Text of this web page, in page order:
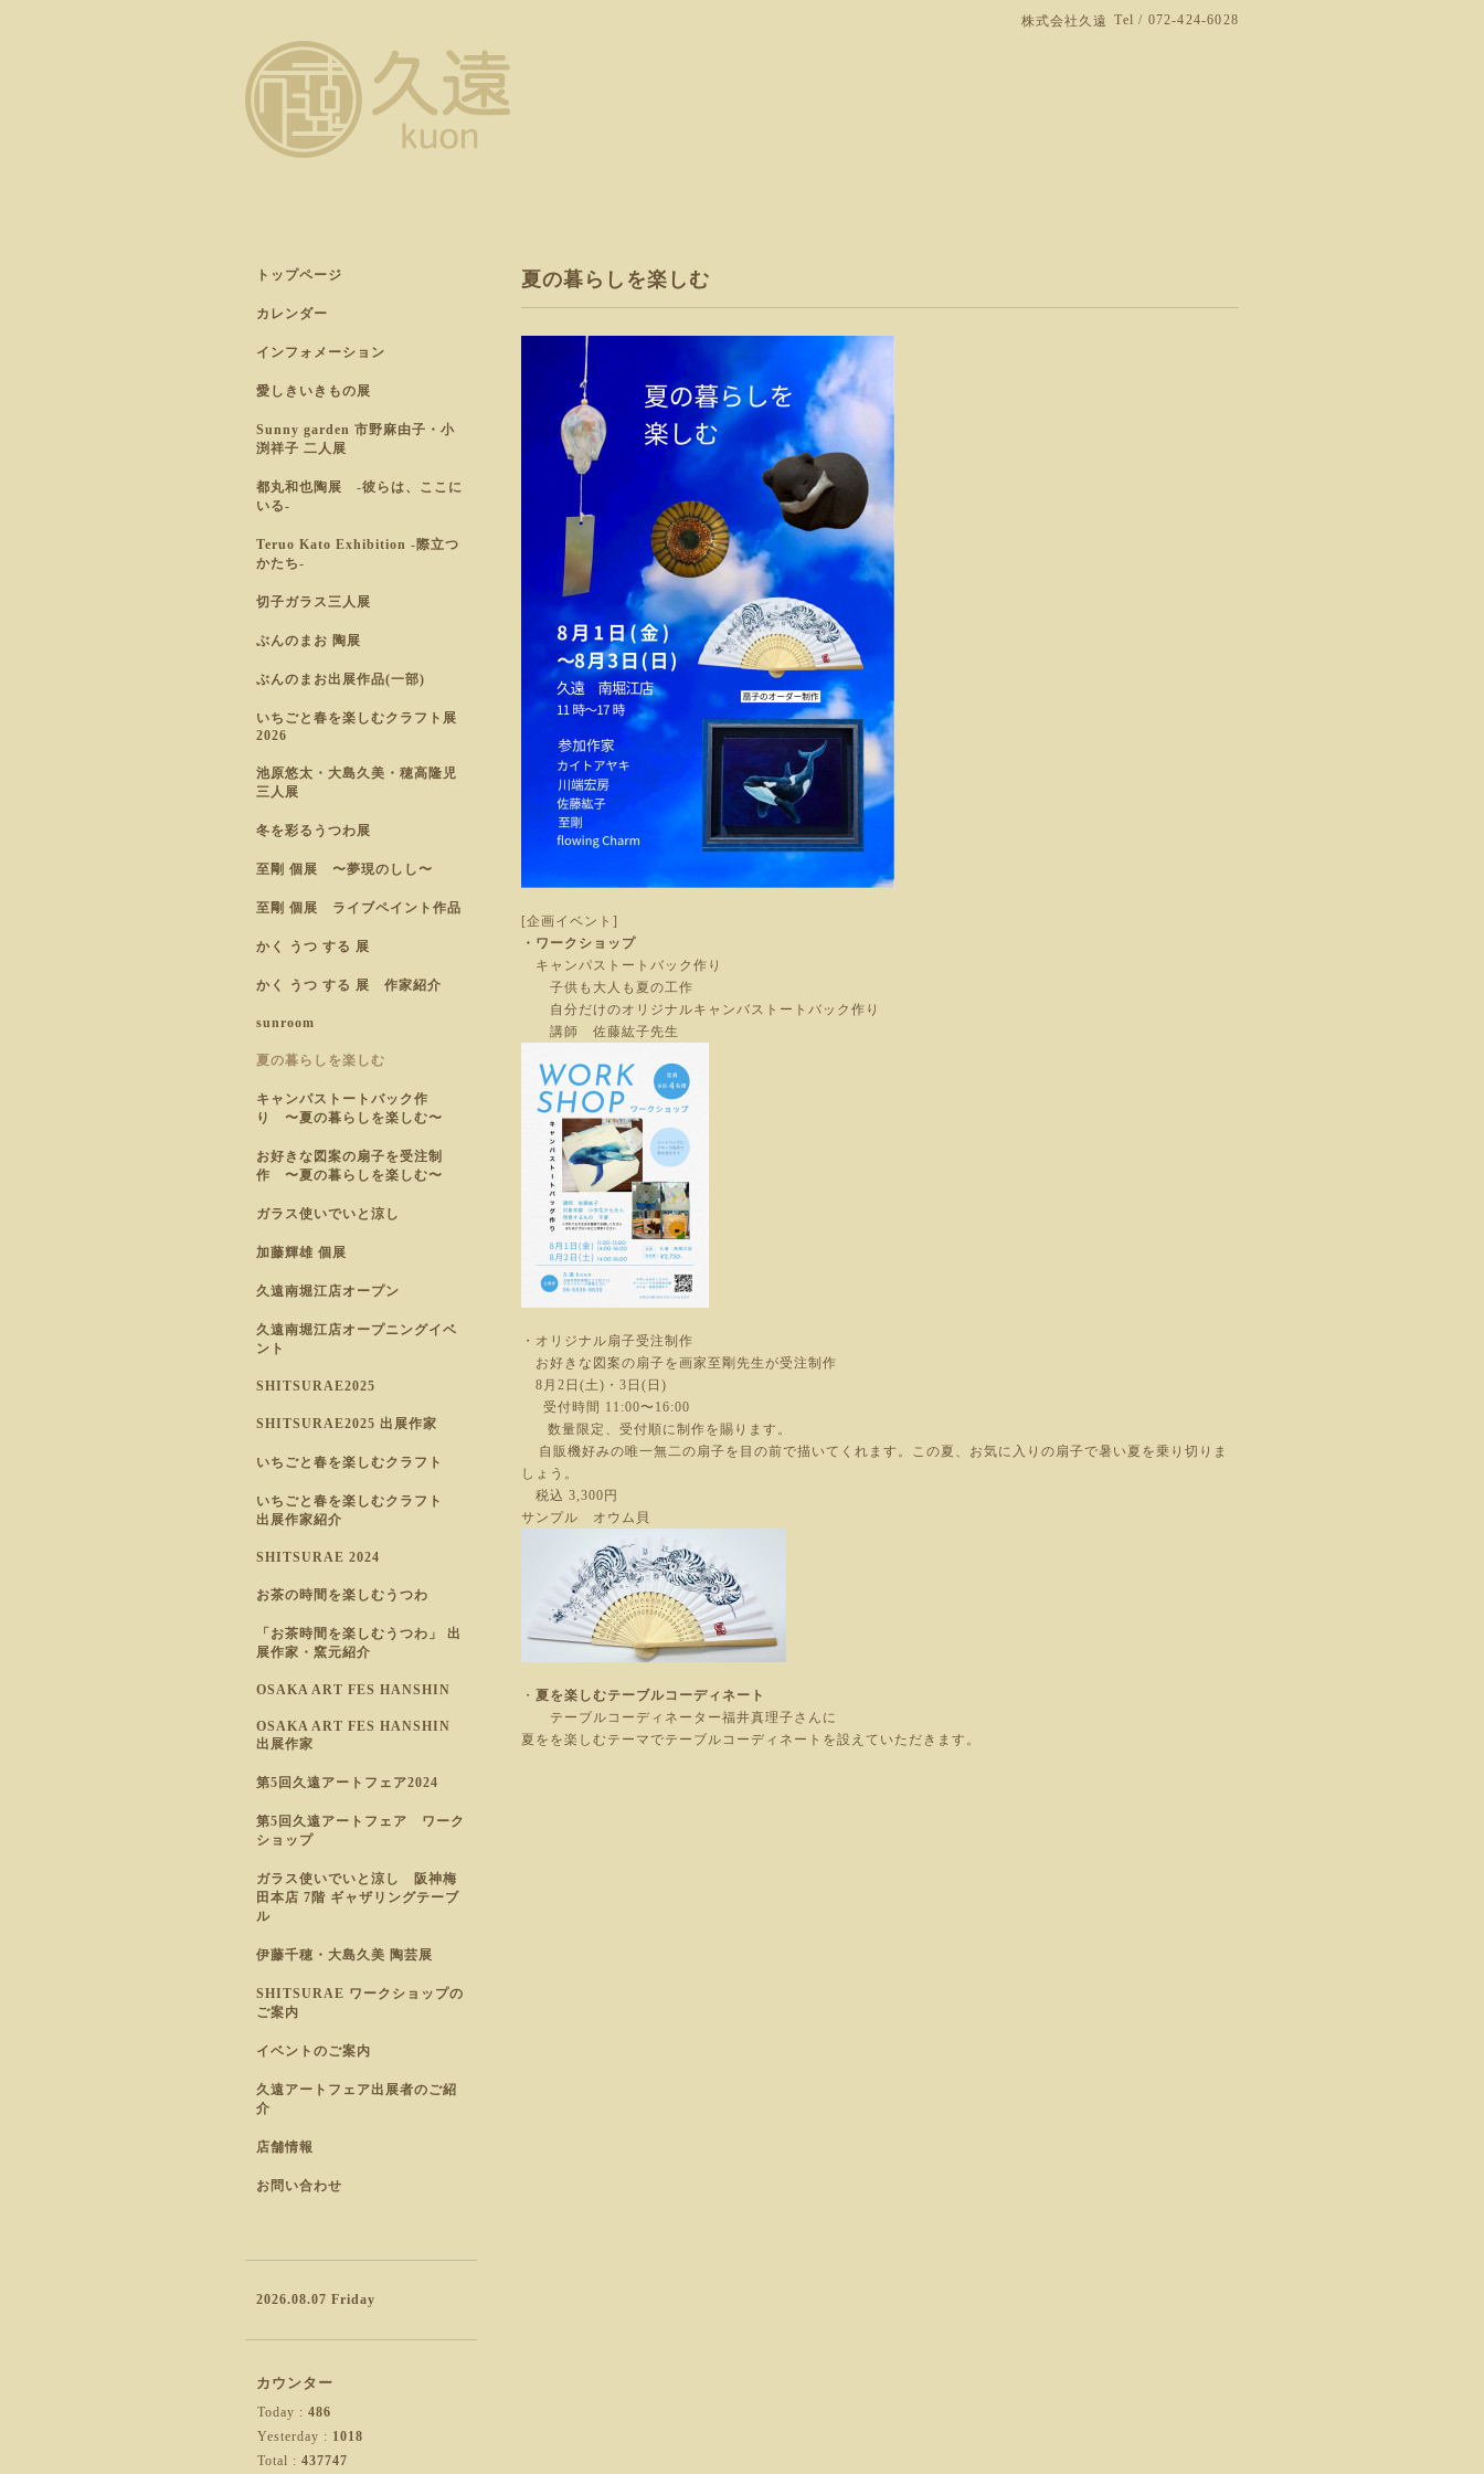
株式会社久遠 Tel / 072-424-6028
夏の暮らしを楽しむ
[企画イベント]
・ワークショップ
キャンパストートバック作り
子供も大人も夏の工作
自分だけのオリジナルキャンバストートバック作り
講師 佐藤紘子先生
・オリジナル扇子受注制作
お好きな図案の扇子を画家至剛先生が受注制作
8月2日(土)・3日(日)
受付時間 11:00〜16:00
数量限定、受付順に制作を賜ります。
自販機好みの唯一無二の扇子を目の前で描いてくれます。この夏、お気に入りの扇子で暑い夏を乗り切りま
しょう。
税込 3,300円
サンプル オウム貝
・ 夏を楽しむテーブルコーディネート
テーブルコーディネーター福井真理子さんに
夏をを楽しむテーマでテーブルコーディネートを設えていただきます。
トップページ
カレンダー
インフォメーション
愛しきいきもの展
Sunny garden 市野麻由子・小
渕祥子 二人展
都丸和也陶展 -彼らは、ここに
いる-
Teruo Kato Exhibition -際立つ
かたち-
切子ガラス三人展
ぶんのまお 陶展
ぶんのまお出展作品(一部)
いちごと春を楽しむクラフト展
2026
池原悠太・大島久美・穂高隆児
三人展
冬を彩るうつわ展
至剛 個展 〜夢現のしし〜
至剛 個展 ライブペイント作品
かく うつ する 展
かく うつ する 展 作家紹介
sunroom
夏の暮らしを楽しむ
キャンパストートバック作
り 〜夏の暮らしを楽しむ〜
お好きな図案の扇子を受注制
作 〜夏の暮らしを楽しむ〜
ガラス使いでいと涼し
加藤輝雄 個展
久遠南堀江店オープン
久遠南堀江店オープニングイベ
ント
SHITSURAE2025
SHITSURAE2025 出展作家
いちごと春を楽しむクラフト
いちごと春を楽しむクラフト
出展作家紹介
SHITSURAE 2024
お茶の時間を楽しむうつわ
「お茶時間を楽しむうつわ」 出
展作家・窯元紹介
OSAKA ART FES HANSHIN
OSAKA ART FES HANSHIN
出展作家
第5回久遠アートフェア2024
第5回久遠アートフェア ワーク
ショップ
ガラス使いでいと涼し 阪神梅
田本店 7階 ギャザリングテーブ
ル
伊藤千穂・大島久美 陶芸展
SHITSURAE ワークショップの
ご案内
イベントのご案内
久遠アートフェア出展者のご紹
介
店舗情報
お問い合わせ
2026.08.07 Friday
カウンター
Today : 486
Yesterday : 1018
Total : 437747